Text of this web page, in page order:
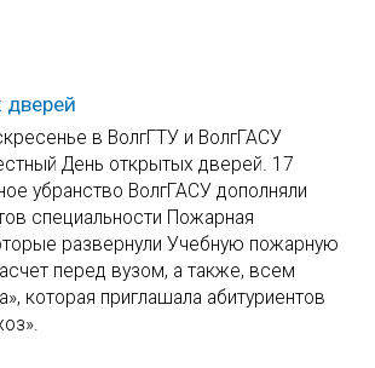
в ВолгГТУ и ВолгГАСУ
День открытых дверей. 17
убранство ВолгГАСУ дополняли
специальности Пожарная
развернули Учебную пожарную
перед вузом, а также, всем
которая приглашала абитуриентов